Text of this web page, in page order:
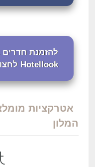
להזמנת חדרים
Hotellook לחצו כאן
אטרקציות
המלון